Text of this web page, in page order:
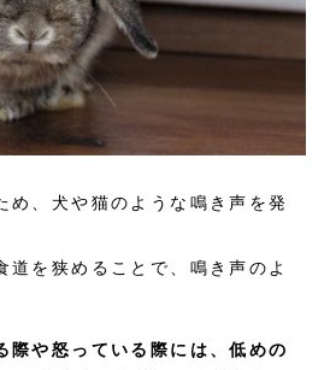
め、犬や猫のような鳴き声を発
道を狭めることで、鳴き声のよ
際や怒っている際には、低めの